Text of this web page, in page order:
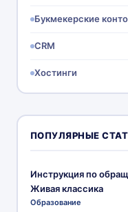
Букмекерские
CRM
Хостинги
ПОПУЛЯРНЫЕ
Инструкция по
Живая классика
Образование